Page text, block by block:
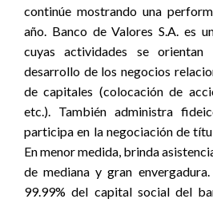
continúe mostrando una
año. Banco de Valores S.A. es
cuyas actividades se orientan
desarrollo de los negocios
de capitales (colocación de
etc.). También administra
participa en la negociación de
En menor medida, brinda
de mediana y gran
99.99% del capital social del